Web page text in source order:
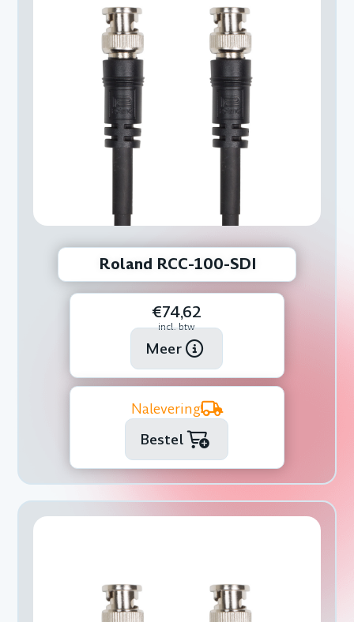
Roland RCC-100-SDI
€74,62
incl. btw
Meer
Nalevering
Bestel